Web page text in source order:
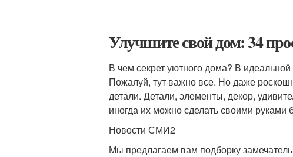
Улучшите свой дом: 34
В чем секрет уютного дома? В
Пожалуй, тут важно все. Но даже
детали. Детали, элементы, декор,
иногда их можно сделать своими руками
Новости СМИ2
Мы предлагаем вам подборку